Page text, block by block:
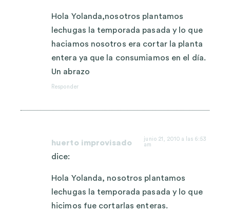
Hola Yolanda,nosotros plantamos
lechugas la temporada pasada y lo que
haciamos nosotros era cortar la planta
entera ya que la consumiamos en el día.
Un abrazo
Responder
huerto improvisado
dice:
junio 21, 2010 a las 6:53
am
Hola Yolanda, nosotros plantamos
lechugas la temporada pasada y lo que
hicimos fue cortarlas enteras.